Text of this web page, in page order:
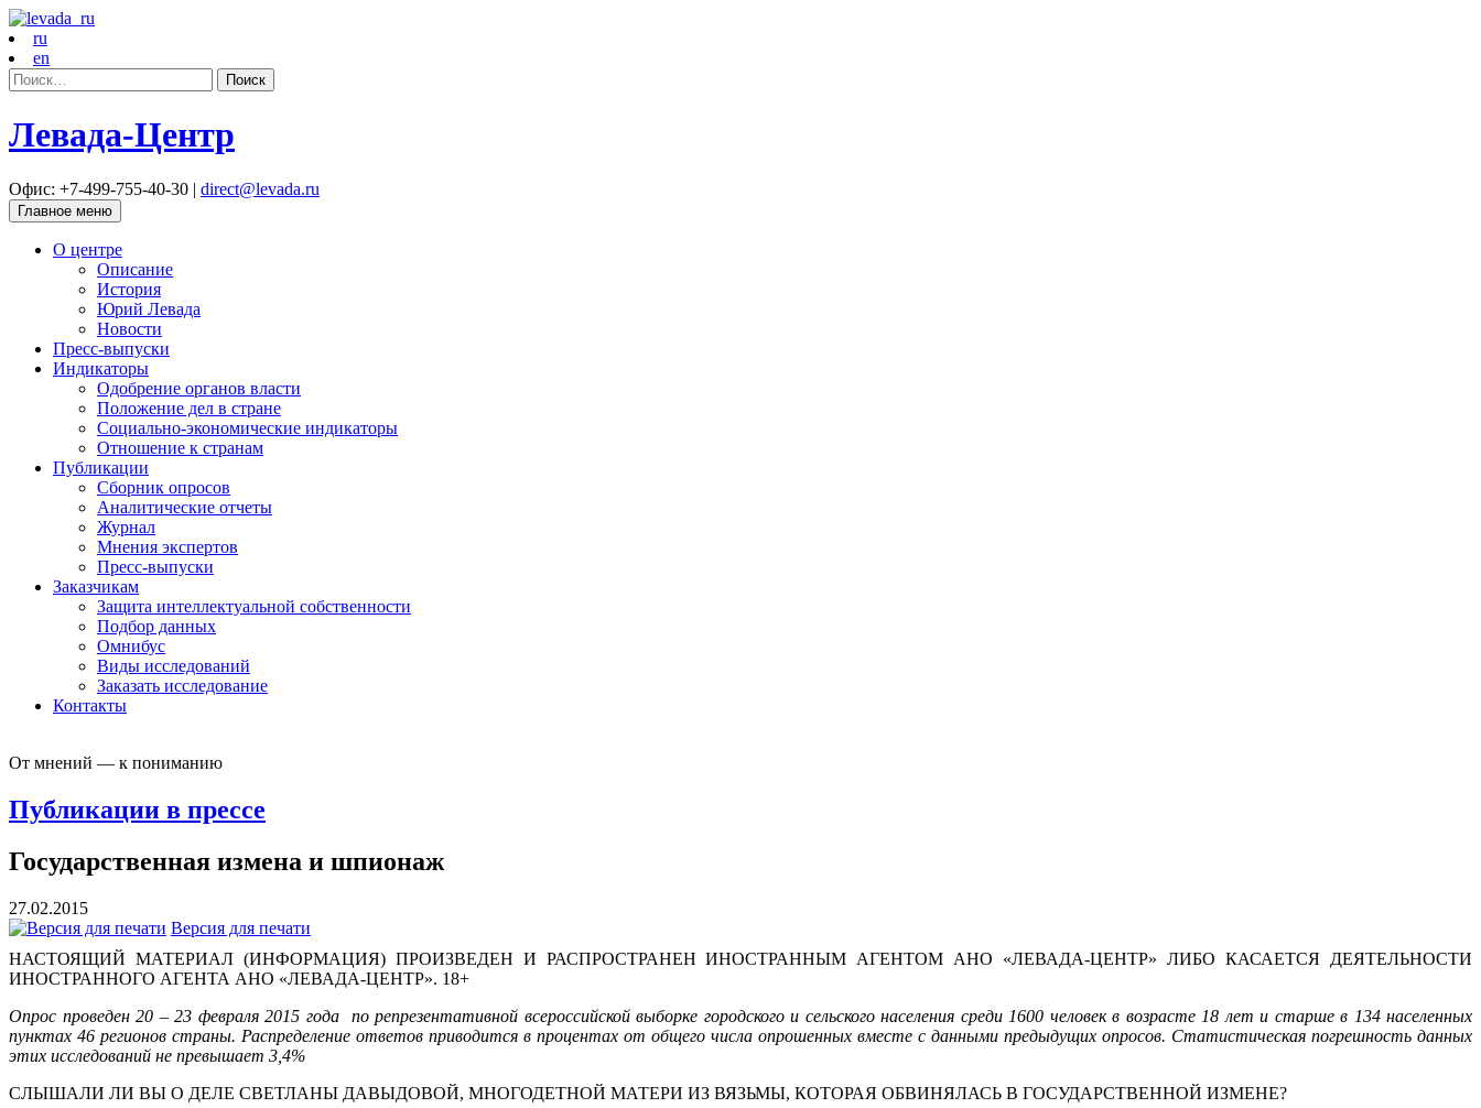
ru
en
Найти:
Левада-Центр
Офис: +7-499-755-40-30 | direct@levada.ru
Главное меню
О центре
Описание
История
Юрий Левада
Новости
Пресс-выпуски
Индикаторы
Одобрение органов власти
Положение дел в стране
Социально-экономические индикаторы
Отношение к странам
Публикации
Сборник опросов
Аналитические отчеты
Журнал
Мнения экспертов
Пресс-выпуски
Заказчикам
Защита интеллектуальной собственности
Подбор данных
Омнибус
Виды исследований
Заказать исследование
Контакты
От мнений — к пониманию
Публикации в прессе
Государственная измена и шпионаж
27.02.2015
Версия для печати
НАСТОЯЩИЙ МАТЕРИАЛ (ИНФОРМАЦИЯ) ПРОИЗВЕДЕН И РАСПРОСТРАНЕН ИНОСТРАННЫМ АГЕНТОМ АНО «ЛЕВАДА-ЦЕНТР» ЛИБО КАСАЕТСЯ ДЕЯТЕЛЬНОСТИ
ИНОСТРАННОГО АГЕНТА АНО «ЛЕВАДА-ЦЕНТР». 18+
Опрос проведен 20 – 23 февраля 2015 года по репрезентативной всероссийской выборке городского и сельского населения среди 1600 человек в возрасте 18 лет и старше в 134 населенных
пунктах 46 регионов страны. Распределение ответов приводится в процентах от общего числа опрошенных вместе с данными предыдущих опросов. Статистическая погрешность данных
этих исследований не превышает 3,4%
СЛЫШАЛИ ЛИ ВЫ О ДЕЛЕ СВЕТЛАНЫ ДАВЫДОВОЙ, МНОГОДЕТНОЙ МАТЕРИ ИЗ ВЯЗЬМЫ, КОТОРАЯ ОБВИНЯЛАСЬ В ГОСУДАРСТВЕННОЙ ИЗМЕНЕ?